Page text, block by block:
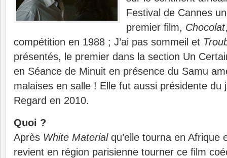
Festival de Cannes
premier film, Chocolat
compétition en 1988 ; J’ai pas sommeil et
présentés, le premier dans la section Un
en Séance de Minuit en présence du Samu
malaises en salle ! Elle fut aussi présidente du
Regard en 2010.
Quoi ?
Après White Materialqu’elle tourna en Afrique
revient en région parisienne tourner ce film